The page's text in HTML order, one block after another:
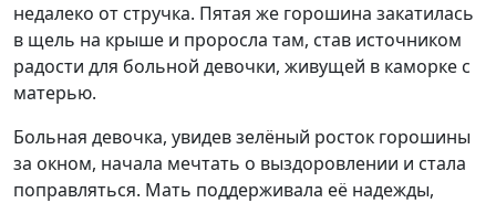
недалеко от стручка. Пятая же горошина закатилась
в щель на крыше и проросла там, став источником
радости для больной девочки, живущей в каморке с
матерью.
Больная девочка, увидев зелёный росток горошины
за окном, начала мечтать о выздоровлении и стала
поправляться. Мать поддерживала её надежды,